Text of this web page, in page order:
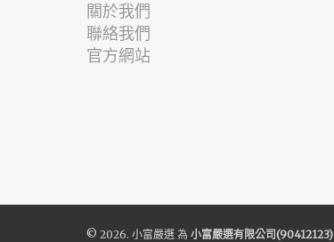
關於我們
聯絡我們
官方網站
© 2026. 小富嚴選 為 小富嚴選有限公司(90412123)